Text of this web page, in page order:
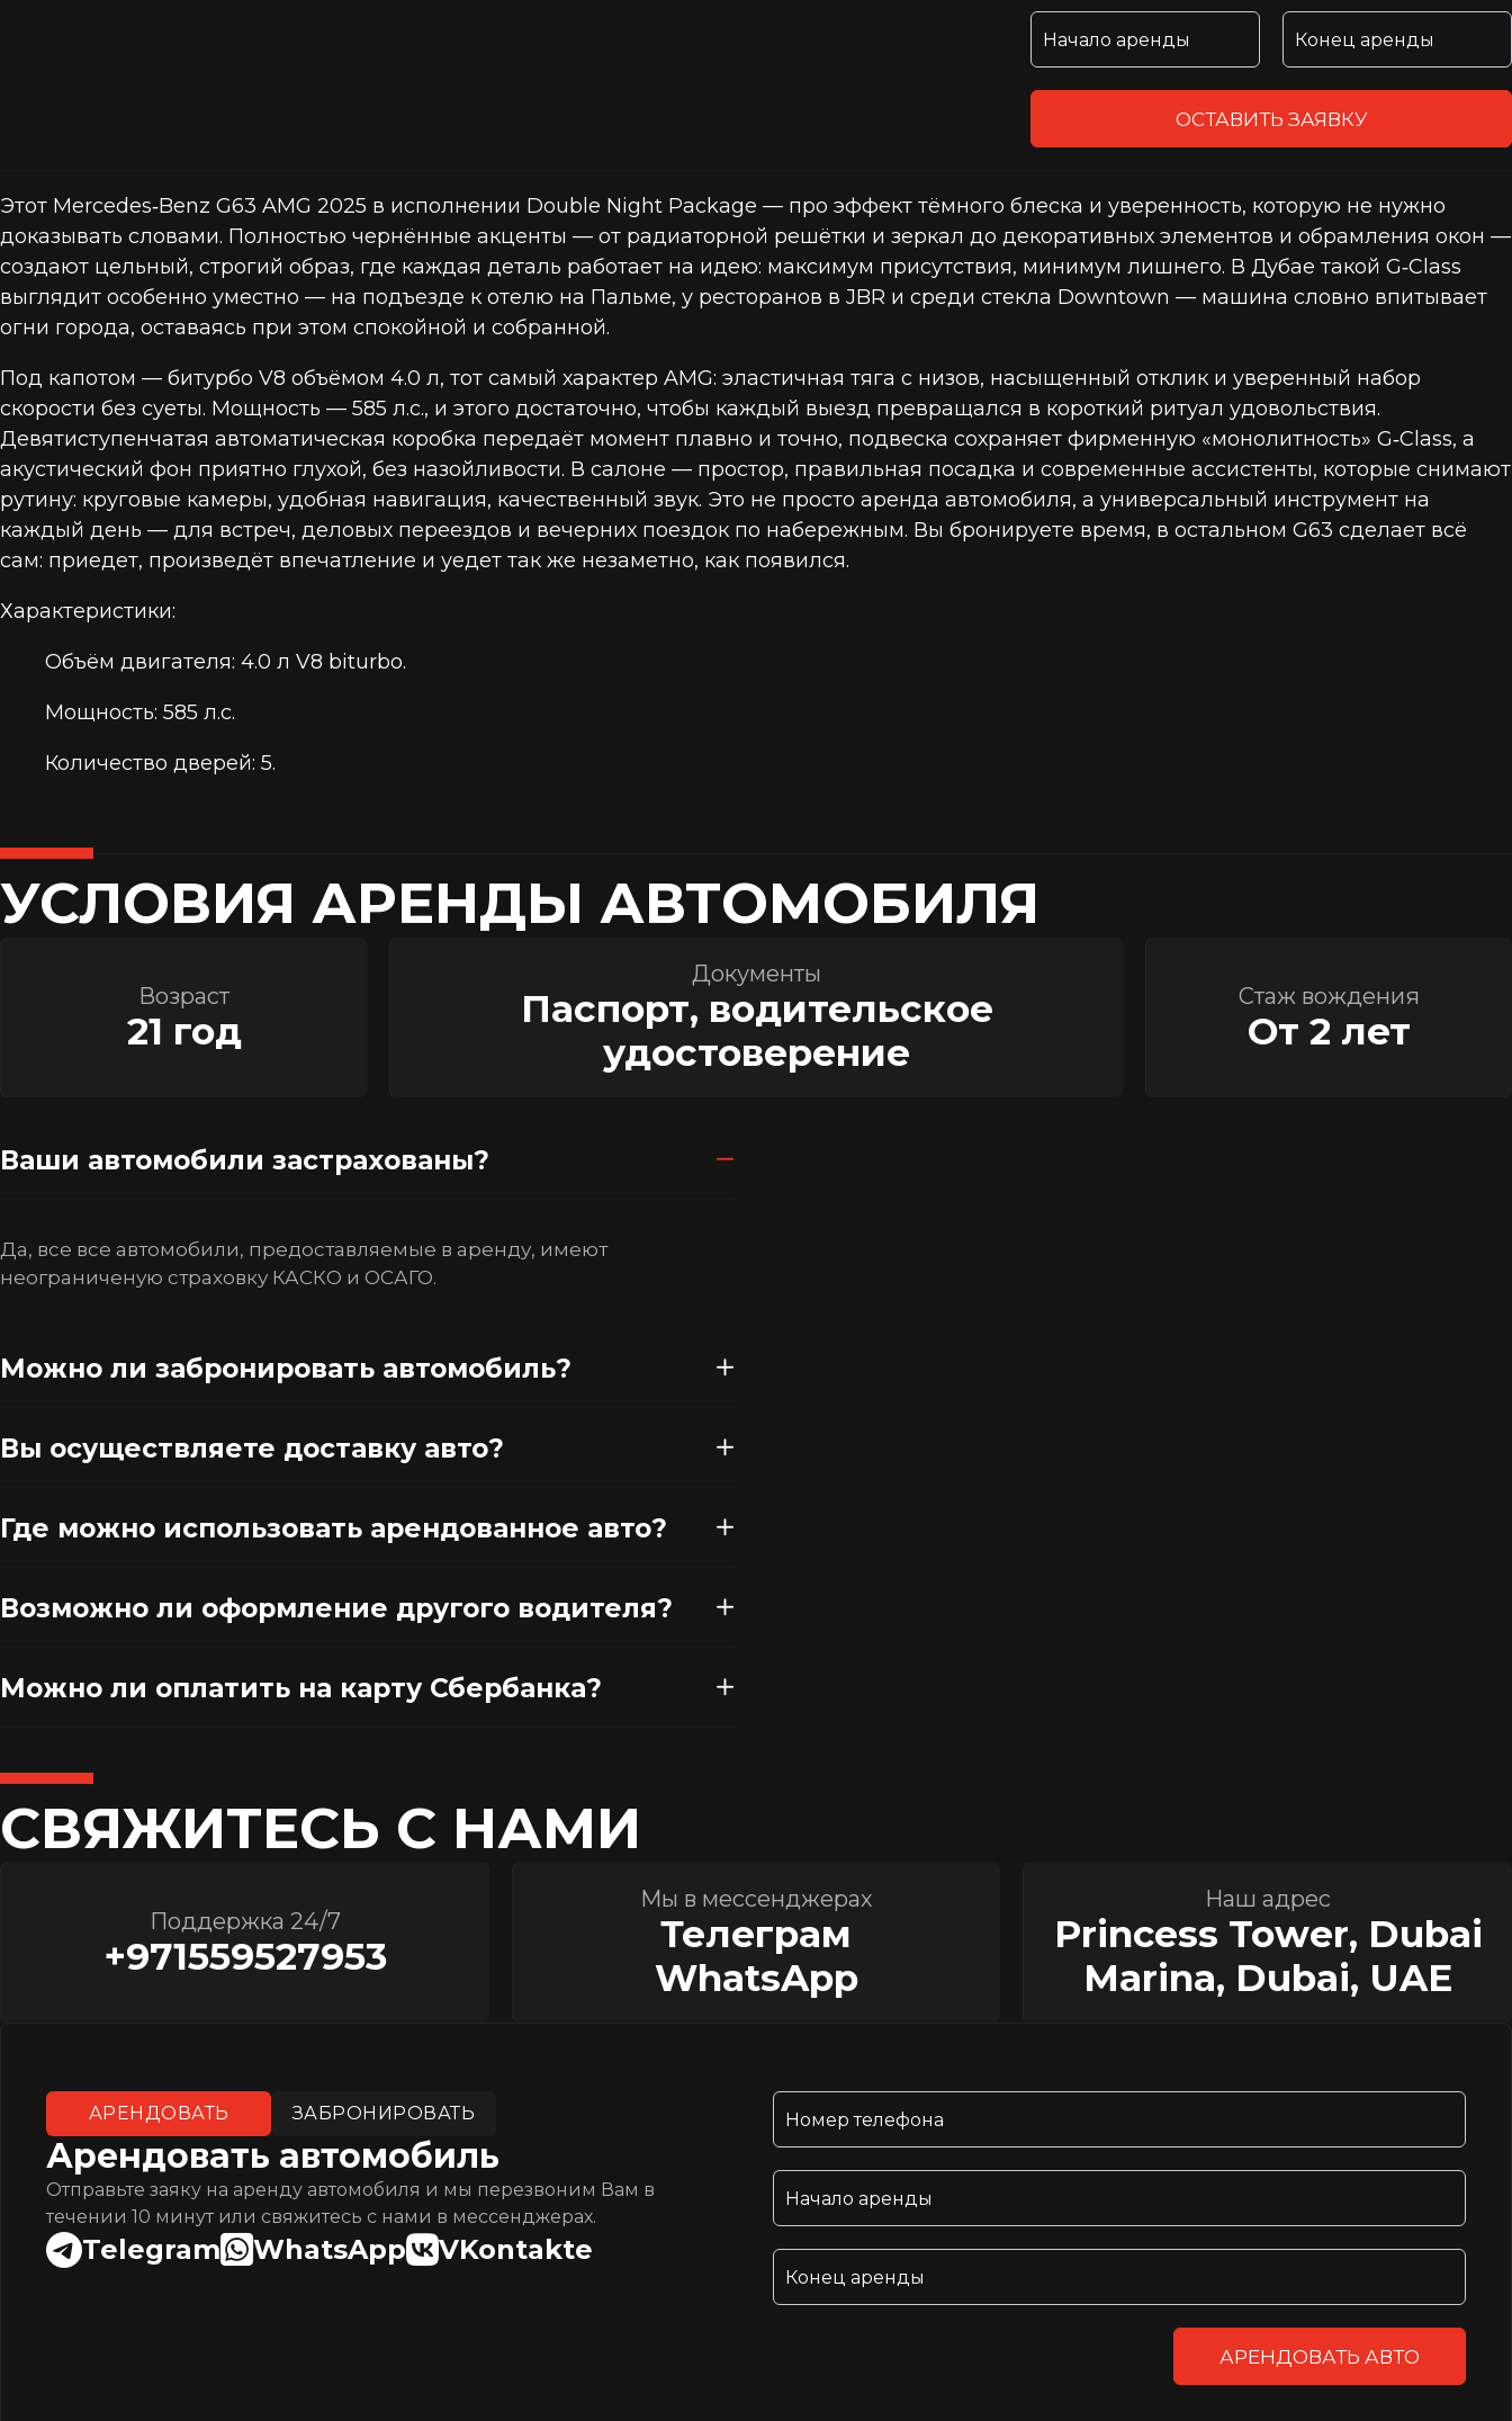
ОСТАВИТЬ ЗАЯВКУ
Этот Mercedes‑Benz G63 AMG 2025 в исполнении Double Night Package — про эффект тёмного блеска и уверенность, которую не нужно
доказывать словами. Полностью чернённые акценты — от радиаторной решётки и зеркал до декоративных элементов и обрамления окон —
создают цельный, строгий образ, где каждая деталь работает на идею: максимум присутствия, минимум лишнего. В Дубае такой G‑Class
выглядит особенно уместно — на подъезде к отелю на Пальме, у ресторанов в JBR и среди стекла Downtown — машина словно впитывает
огни города, оставаясь при этом спокойной и собранной.
Под капотом — битурбо V8 объёмом 4.0 л, тот самый характер AMG: эластичная тяга с низов, насыщенный отклик и уверенный набор
скорости без суеты. Мощность — 585 л.с., и этого достаточно, чтобы каждый выезд превращался в короткий ритуал удовольствия.
Девятиступенчатая автоматическая коробка передаёт момент плавно и точно, подвеска сохраняет фирменную «монолитность» G‑Class, а
акустический фон приятно глухой, без назойливости. В салоне — простор, правильная посадка и современные ассистенты, которые снимают
рутину: круговые камеры, удобная навигация, качественный звук. Это не просто аренда автомобиля, а универсальный инструмент на
каждый день — для встреч, деловых переездов и вечерних поездок по набережным. Вы бронируете время, в остальном G63 сделает всё
сам: приедет, произведёт впечатление и уедет так же незаметно, как появился.
Характеристики:
Объём двигателя: 4.0 л V8 biturbo.
Мощность: 585 л.с.
Количество дверей: 5.
УСЛОВИЯ АРЕНДЫ АВТОМОБИЛЯ
Возраст
21 год
Документы
Паспорт, водительское
удостоверение
Стаж вождения
От 2 лет
Ваши автомобили застрахованы?
Да, все все автомобили, предоставляемые в аренду, имеют
неограниченую страховку КАСКО и ОСАГО.
Можно ли забронировать автомобиль?
Вы осуществляете доставку авто?
Где можно использовать арендованное авто?
Возможно ли оформление другого водителя?
Можно ли оплатить на карту Сбербанка?
СВЯЖИТЕСЬ С НАМИ
Поддержка 24/7
+971559527953
Мы в мессенджерах
Телеграм
WhatsApp
Наш адрес
Princess Tower, Dubai
Marina, Dubai, UAE
АРЕНДОВАТЬ ЗАБРОНИРОВАТЬ
Арендовать автомобиль
Отправьте заяку на аренду автомобиля и мы перезвоним Вам в
течении 10 минут или свяжитесь с нами в мессенджерах.
Telegram WhatsApp VKontakte
АРЕНДОВАТЬ АВТО